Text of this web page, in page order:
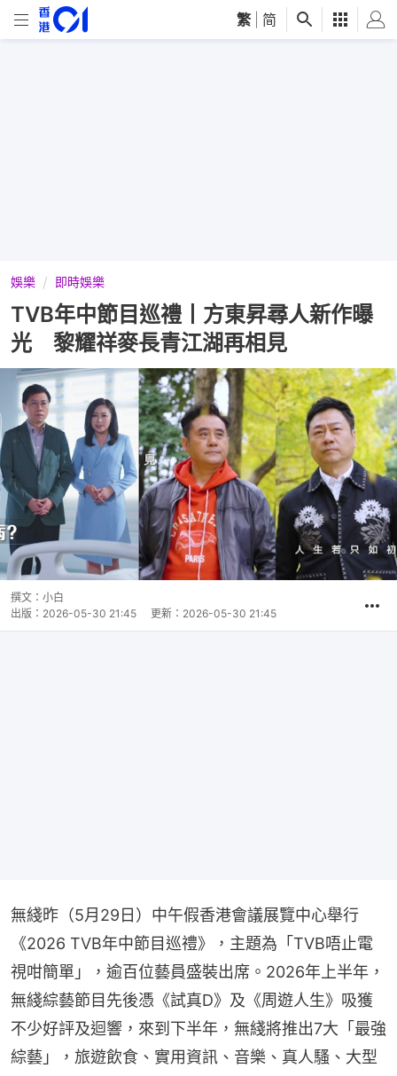
繁 简
娛樂 即時娛樂
TVB年中節目巡禮丨方東昇尋人新作曝
光 黎耀祥麥長青江湖再相見
撰文： 小白
出版： 2026-05-30 21:45 更新： 2026-05-30 21:45
無綫昨（5月29日）中午假香港會議展覽中心舉行
《2026 TVB年中節目巡禮》，主題為「TVB唔止電
視咁簡單」，逾百位藝員盛裝出席。2026年上半年，
無綫綜藝節目先後憑《試真D》及《周遊人生》吸獲
不少好評及迴響，來到下半年，無綫將推出7大「最強
綜藝」，旅遊飲食、實用資訊、音樂、真人騷、大型